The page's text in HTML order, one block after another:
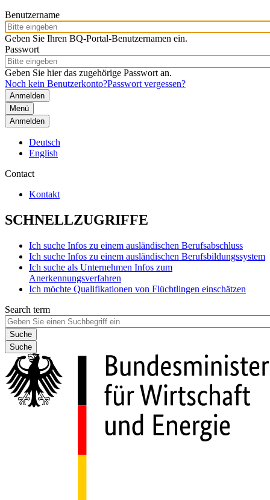
Benutzername
Geben Sie Ihren BQ-Portal-Benutzernamen ein.
Passwort
Geben Sie hier das zugehörige Passwort an.
Noch kein Benutzerkonto?Passwort vergessen?
Menü
Anmelden
Deutsch
English
Contact
Kontakt
SCHNELLZUGRIFFE
Ich suche Infos zu einem ausländischen Berufsabschluss
Ich suche Infos zu einem ausländischen Berufsbildungssystem
Ich suche als Unternehmen Infos zum
Anerkennungsverfahren
Ich möchte Qualifikationen von Flüchtlingen einschätzen
Search term
Suche